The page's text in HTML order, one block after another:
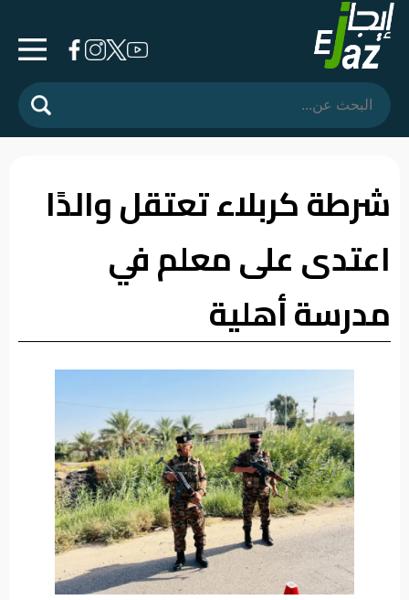
الرئيسية
المشهد
فرشة
الأسواق
وموقف
الفيديوهات
شرطة كربلاء تعتقل والدًا
اعتدى على معلم في
مدرسة أهلية